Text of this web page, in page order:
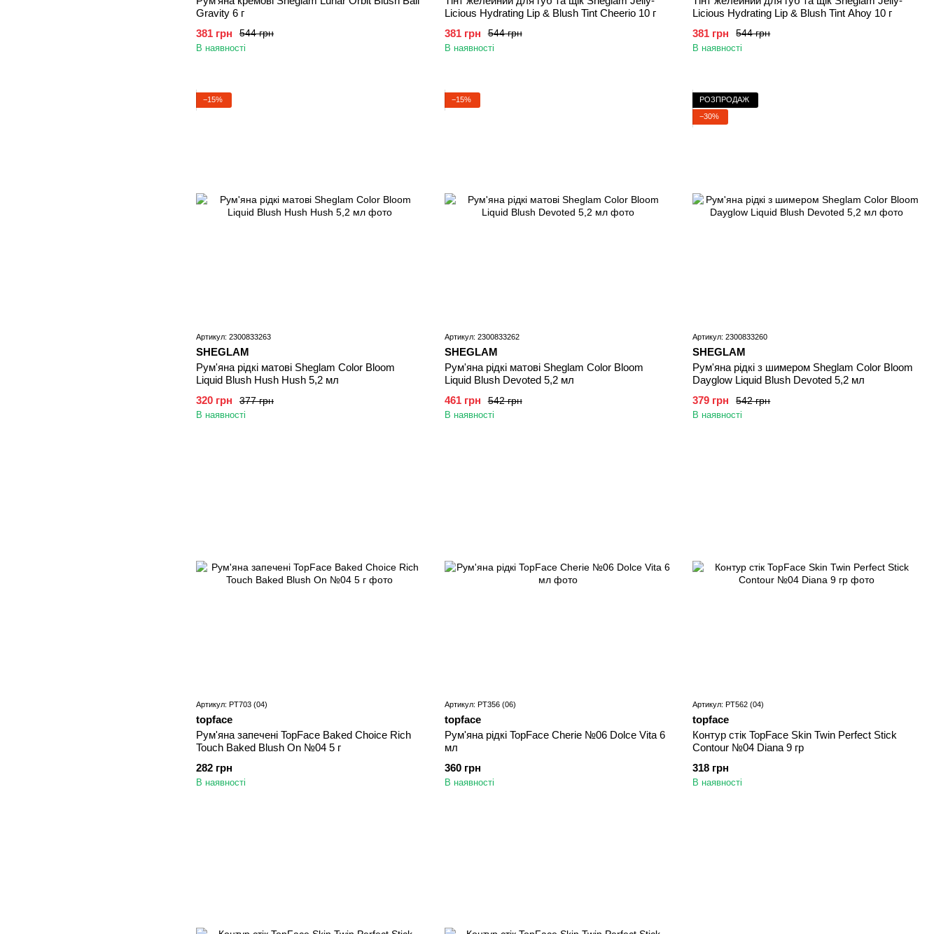
Gravity 6 г
544 грн
381 грн
В наявності
Licious Hydrating Lip & Blush Tint Cheerio 10 г
544 грн
381 грн
В наявності
Licious Hydrating Lip & Blush Tint Ahoy 10 г
544 грн
381 грн
В наявності
−15%
Артикул: 2300833263
SHEGLAM
Рум'яна рідкі матові Sheglam Color Bloom
Liquid Blush Hush Hush 5,2 мл
377 грн
320 грн
В наявності
−15%
Артикул: 2300833262
SHEGLAM
Рум'яна рідкі матові Sheglam Color Bloom
Liquid Blush Devoted 5,2 мл
542 грн
461 грн
В наявності
РОЗПРОДАЖ
−30%
Артикул: 2300833260
SHEGLAM
Рум'яна рідкі з шимером Sheglam Color Bloom
Dayglow Liquid Blush Devoted 5,2 мл
542 грн
379 грн
В наявності
Артикул: PT703 (04)
topface
Рум'яна запечені TopFace Baked Choice Rich
Touch Baked Blush On №04 5 г
282 грн
В наявності
Артикул: PT356 (06)
topface
Рум'яна рідкі TopFace Cherie №06 Dolce Vita 6
мл
360 грн
В наявності
Артикул: PT562 (04)
topface
Контур стік TopFace Skin Twin Perfect Stick
Contour №04 Diana 9 гр
318 грн
В наявності